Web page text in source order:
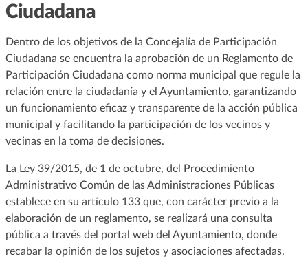
Ciudadana
Dentro de los objetivos de la Concejalía de Participación
Ciudadana se encuentra la aprobación de un Reglamento de
Participación Ciudadana como norma municipal que regule la
relación entre la ciudadanía y el Ayuntamiento, garantizando
un funcionamiento eficaz y transparente de la acción pública
municipal y facilitando la participación de los vecinos y
vecinas en la toma de decisiones.
La Ley 39/2015, de 1 de octubre, del Procedimiento
Administrativo Común de las Administraciones Públicas
establece en su artículo 133 que, con carácter previo a la
elaboración de un reglamento, se realizará una consulta
pública a través del portal web del Ayuntamiento, donde
recabar la opinión de los sujetos y asociaciones afectadas.